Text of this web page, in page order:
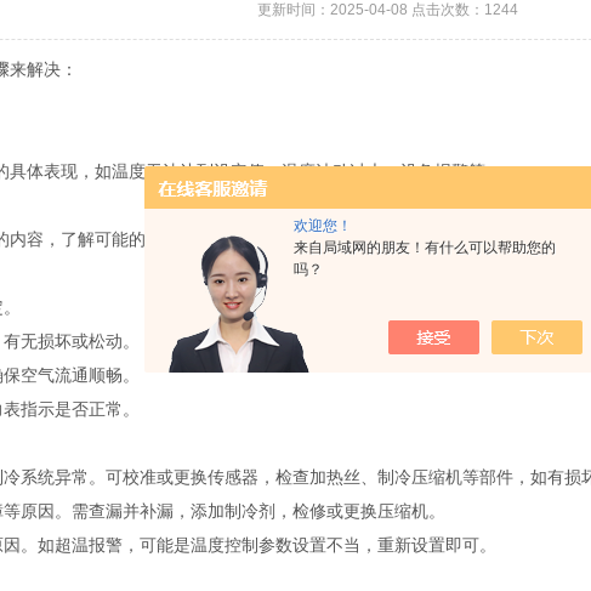
欢迎您！
来自局域网的朋友！有什么可以帮助您的
吗？
更新时间：2025-04-08 点击次数：1244
解决：
体表现，如温度无法达到设定值、温度波动过大、设备报警等。
容，了解可能的原因和解决方法。
无损坏或松动。
空气流通顺畅。
指示是否正常。
系统异常。可校准或更换传感器，检查加热丝、制冷压缩机等部件，如有损
原因。需查漏并补漏，添加制冷剂，检修或更换压缩机。
。如超温报警，可能是温度控制参数设置不当，重新设置即可。